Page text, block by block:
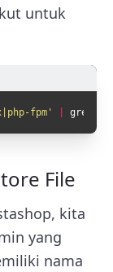
untuk
fpm' grep
File
kita
yang
nama